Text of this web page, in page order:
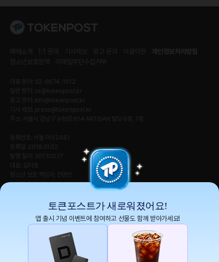
매체소개 기사제보 광고 문의 이용약관
개인정보처리방침
청소년보호정책
이메일무단수집거부
대표 문의: 02-6674-1012
일반 문의: cs@tokenpost.kr
광고 문의:
info@tokenpost.kr
기사 제보: press@tokenpost.kr
주소: 서울시 강남구 논현로 614 ARTISAN 빌딩 6층, 7층
등록번호: 서울 아 52481
등록일: 2018.01.02
발행 일자: 2017.02.17
대표: 김지호
청소년 보호 책임자: 전영빈
사업자 등록번호: 232-88-00885
직업정보제공사업신고번호 : J1204020230009
토큰포스트(tokenpost)의 모든 컨텐츠는 저작권 법의 보호를 받는 바, 무단 전재, 복
Copyright ⓒ 2026 토큰포스트. All Rights Reserved.
토큰포스트가 새로워졌어요!
앱 출시 기념 이벤트에 참여하고 선물도 함께 받아가세요!